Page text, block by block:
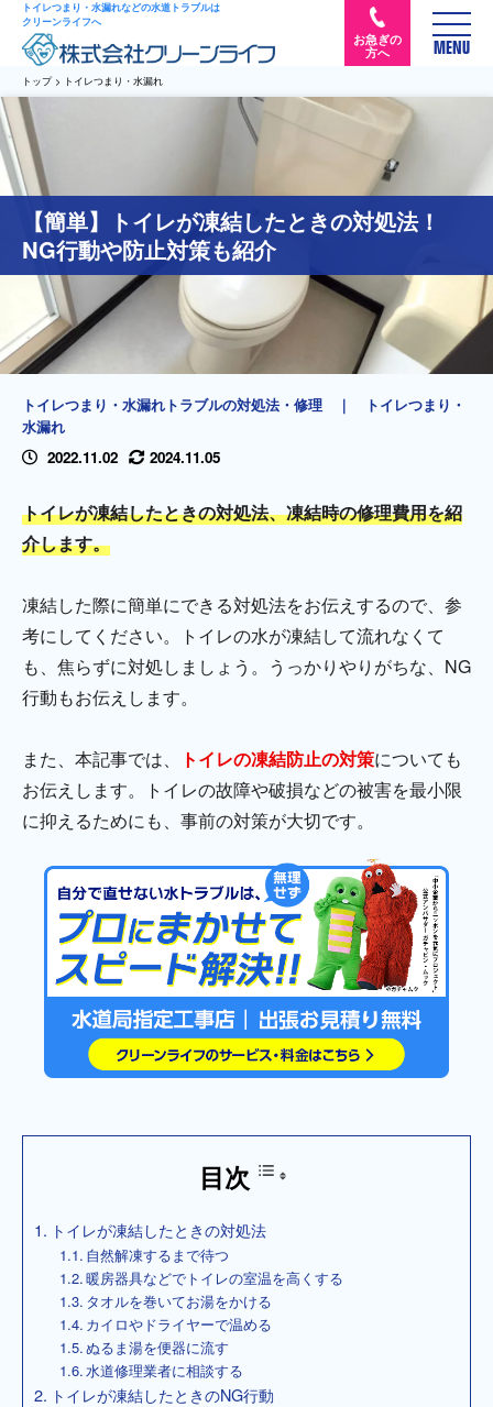
トイレつまり・水漏れなどの水道トラブルは
クリーンライフへ
お急ぎの
方へ
MENU
トップ > トイレつまり・水漏れ
【簡単】トイレが凍結したときの対処法！
NG行動や防止対策も紹介
トイレつまり・水漏れトラブルの対処法・修理 ｜
トイレつまり・
水漏れ
2022.11.02
2024.11.05
トイレが凍結したときの対処法、凍結時の修理費用を紹
介します。
凍結した際に簡単にできる対処法をお伝えするので、参
考にしてください。トイレの水が凍結して流れなくて
も、焦らずに対処しましょう。うっかりやりがちな、NG
行動もお伝えします。
また、本記事では、 トイレの凍結防止の対策についても
お伝えします。トイレの故障や破損などの被害を最小限
に抑えるためにも、事前の対策が大切です。
目次
トイレが凍結したときの対処法
自然解凍するまで待つ
暖房器具などでトイレの室温を高くする
タオルを巻いてお湯をかける
カイロやドライヤーで温める
ぬるま湯を便器に流す
水道修理業者に相談する
トイレが凍結したときのNG行動